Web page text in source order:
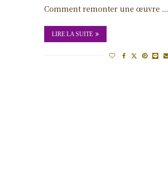
Comment remonter une œuvre …
LIRE LA SUITE